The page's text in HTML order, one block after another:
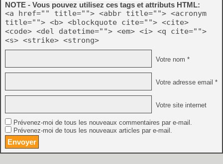
NOTE - Vous pouvez utilisez ces tags et attributs HTML:
<a href="" title=""> <abbr title=""> <acronym
title=""> <b> <blockquote cite=""> <cite>
<code> <del datetime=""> <em> <i> <q cite="">
<s> <strike> <strong>
Votre nom *
Votre adresse email *
Votre site internet
Prévenez-moi de tous les nouveaux commentaires par e-mail.
Prévenez-moi de tous les nouveaux articles par e-mail.